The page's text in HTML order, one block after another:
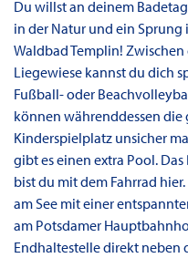
Du willst an deinem
in der Natur und ein Sprung
Waldbad Templin!
Liegewiese kannst du dich
Fußball- oder
können währenddessen die
Kinderspielplatz unsicher
gibt es einen extra Pool.
bist du mit dem Fahrrad
am See mit einer
am Potsdamer
Endhaltestelle direkt neben